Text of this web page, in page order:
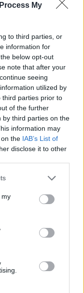
My
to third parties, or
information for
below opt-out
note that after your
seeing
utilized by
third parties prior to
of the further
by third parties on the
information may
the IAB’s List of
disclose it to other
my
wargi
robić...